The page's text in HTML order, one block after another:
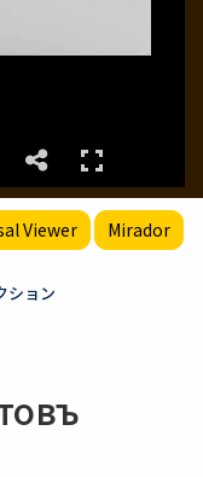
Viewer Mirador
ション